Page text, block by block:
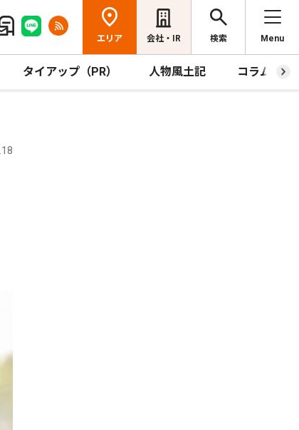
エリア 会社・IR 検索 Menu
タイアップ（PR） 人物風土記 コラム